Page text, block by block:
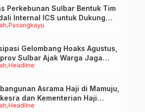
Pasangkayu
Perkebunan Sulbar Bentuk Tim
Internal ICS untuk Dukung
ISPO Pekebun di
Headline
Gelombang Hoaks Agustus,
Sulbar Ajak Warga Jaga
Digital
Headline
Asrama Haji di Mamuju,
dan Kementerian Haji
Tinjau Lokasi